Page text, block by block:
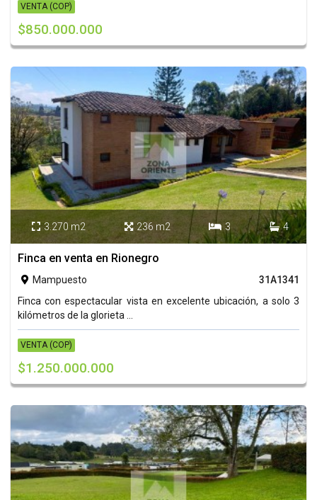
VENTA (COP)
$850.000.000
 3.270 m2  236 m2  3  4
Finca en venta en Rionegro
 Mampuesto
31A1341
Finca con espectacular vista en excelente ubicación, a solo 3
kilómetros de la glorieta ...
VENTA (COP)
$1.250.000.000